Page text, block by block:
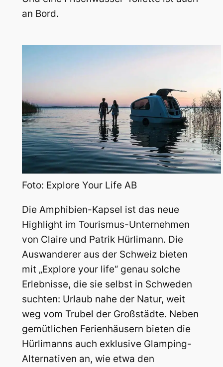
an Bord.
Foto: Explore Your Life AB
Die Amphibien-Kapsel ist das neue
Highlight im Tourismus-Unternehmen
von Claire und Patrik Hürlimann. Die
Auswanderer aus der Schweiz bieten
mit „Explore your life“ genau solche
Erlebnisse, die sie selbst in Schweden
suchten: Urlaub nahe der Natur, weit
weg vom Trubel der Großstädte. Neben
gemütlichen Ferienhäusern bieten die
Hürlimanns auch exklusive Glamping-
Alternativen an, wie etwa den